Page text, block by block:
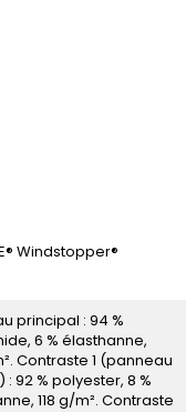
Windstopper®
principal : 94 %
6 % élasthanne,
Contraste 1 (panneau
92 % polyester, 8 %
118 g/m². Contraste